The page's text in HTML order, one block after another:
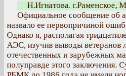
Н.Игнатова. г.Раменское,
Официальное сообщение об
назвало ее первопричиной
Однако я, располагая
АЭС, изучив выводы ветеранов
отечественных и зарубежных
полуправде этого заключения.